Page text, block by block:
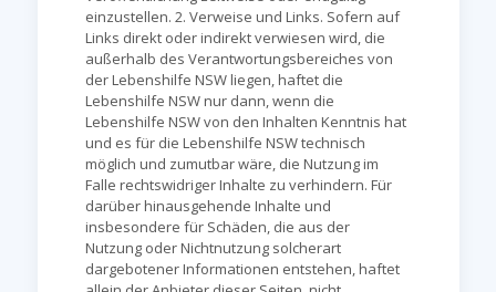
einzustellen. 2. Verweise und Links. Sofern auf
Links direkt oder indirekt verwiesen wird, die
außerhalb des Verantwortungsbereiches von
der Lebenshilfe NSW liegen, haftet die
Lebenshilfe NSW nur dann, wenn die
Lebenshilfe NSW von den Inhalten Kenntnis hat
und es für die Lebenshilfe NSW technisch
möglich und zumutbar wäre, die Nutzung im
Falle rechtswidriger Inhalte zu verhindern. Für
darüber hinausgehende Inhalte und
insbesondere für Schäden, die aus der
Nutzung oder Nichtnutzung solcherart
dargebotener Informationen entstehen, haftet